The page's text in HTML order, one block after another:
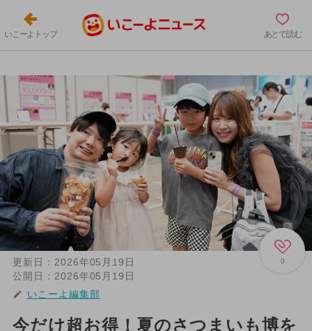
いこーよトップ あとで読む
0
更新日： 2026年05月19日
公開日： 2026年05月19日
いこーよ編集部
今だけ超お得！夏のさつまいも博を